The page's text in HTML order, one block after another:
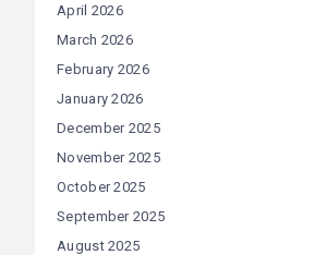
April 2026
March 2026
February 2026
January 2026
December 2025
November 2025
October 2025
September 2025
August 2025